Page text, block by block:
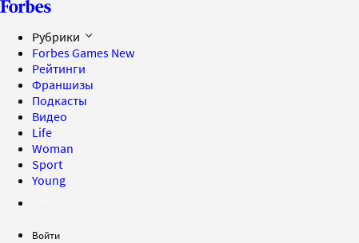
Рубрики
Forbes Games New
Рейтинги
Франшизы
Подкасты
Видео
Life
Woman
Sport
Young
Войти